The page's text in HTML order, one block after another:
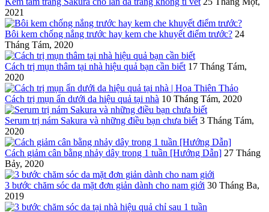
2021
Bôi kem chống nắng trước hay kem che khuyết điểm trước? 24
Tháng Tám, 2020
Cách trị mụn thâm tại nhà hiệu quả bạn cần biết 17 Tháng Tám,
2020
Cách trị mụn ẩn dưới da hiệu quả tại nhà 10 Tháng Tám, 2020
Serum trị nám Sakura và những điều bạn chưa biết 3 Tháng Tám,
2020
Cách giảm cân bằng nhảy dây trong 1 tuần [Hướng Dẫn] 27 Tháng
Bảy, 2020
3 bước chăm sóc da mặt đơn giản dành cho nam giới 30 Tháng Ba,
2019